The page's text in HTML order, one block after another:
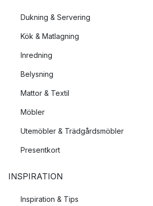
Dukning & Servering
Kök & Matlagning
Inredning
Belysning
Mattor & Textil
Möbler
Utemöbler & Trädgårdsmöbler
Presentkort
INSPIRATION
Inspiration & Tips